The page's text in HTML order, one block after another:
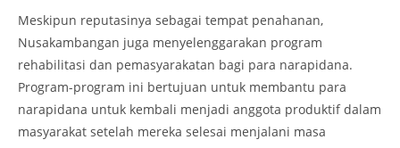
Meskipun reputasinya sebagai tempat penahanan,
Nusakambangan juga menyelenggarakan program
rehabilitasi dan pemasyarakatan bagi para narapidana.
Program-program ini bertujuan untuk membantu para
narapidana untuk kembali menjadi anggota produktif dalam
masyarakat setelah mereka selesai menjalani masa